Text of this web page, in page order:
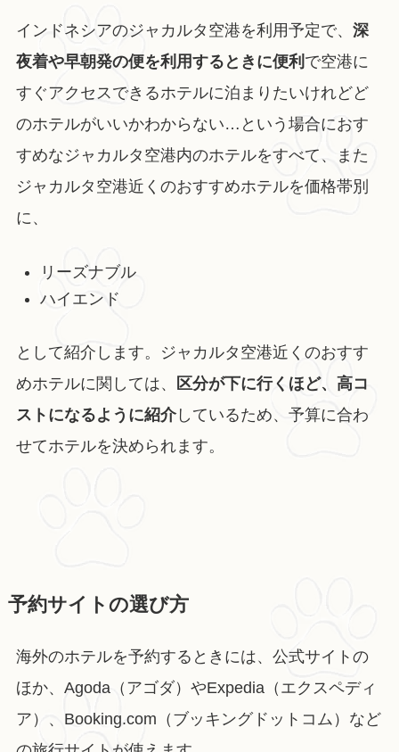
インドネシアのジャカルタ空港を利用予定で、 深
夜着や早朝発の便を利用するときに便利 で空港に
すぐアクセスできるホテルに泊まりたいけれどど
のホテルがいいかわからない…という場合におす
すめなジャカルタ空港内のホテルをすべて、また
ジャカルタ空港近くのおすすめホテルを価格帯別
に、
リーズナブル
ハイエンド
として紹介します。ジャカルタ空港近くのおすす
めホテルに関しては、
区分が下に行くほど、高コ
ストになるように紹介しているため、予算に合わ
せてホテルを決められます。
予約サイトの選び方
海外のホテルを予約するときには、公式サイトの
ほか、Agoda（アゴダ）やExpedia（エクスペディ
ア）、Booking.com（ブッキングドットコム）など